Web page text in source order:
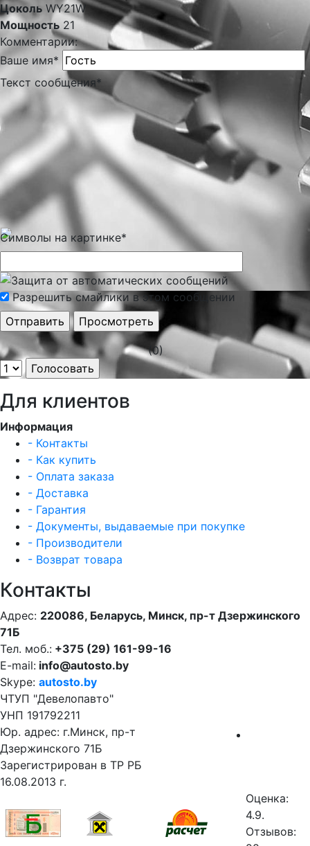
Цоколь WY21W
Мощность 21
Комментарии:
Ваше имя*
Текст сообщения*
Символы на картинке*
Разрешить смайлики в этом сообщении
(0)
Для клиентов
Информация
- Контакты
- Как купить
- Оплата заказа
- Доставка
- Гарантия
- Документы, выдаваемые при покупке
- Производители
- Возврат товара
Контакты
Адрес: 220086, Беларусь, Минск, пр-т Дзержинского
71Б
Тел. моб.: +375 (29) 161-99-16
E-mail: info@autosto.by
Skype: autosto.by
ЧТУП "Девелопавто"
УНП 191792211
Юр. адрес: г.Минск, пр-т
Дзержинского 71Б
Зарегистрирован в ТР РБ
16.08.2013 г.
Оценка:
4.9.
Отзывов: